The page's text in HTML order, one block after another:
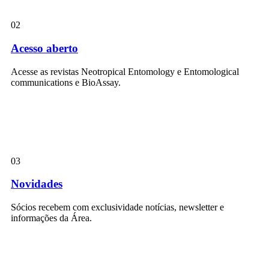
02
Acesso aberto
Acesse as revistas Neotropical Entomology e Entomological
communications e BioAssay.
03
Novidades
Sócios recebem com exclusividade notícias, newsletter e
informações da Área.